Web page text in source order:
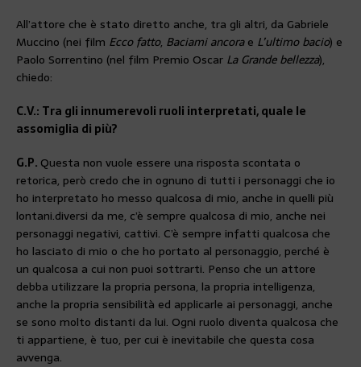
All’attore che è stato diretto anche, tra gli altri, da Gabriele
Muccino (nei film Ecco fatto, Baciami ancorae L’ultimo bacio) e
Paolo Sorrentino (nel film Premio Oscar La Grande bellezza),
chiedo:
C.V.: Tra gli innumerevoli ruoli interpretati, quale le
assomiglia di più?
G.P. Questa non vuole essere una risposta scontata o
retorica, però credo che in ognuno di tutti i personaggi che io
ho interpretato ho messo qualcosa di mio, anche in quelli più
lontani.diversi da me, c’è sempre qualcosa di mio, anche nei
personaggi negativi, cattivi. C’è sempre infatti qualcosa che
ho lasciato di mio o che ho portato al personaggio, perché è
un qualcosa a cui non puoi sottrarti. Penso che un attore
debba utilizzare la propria persona, la propria intelligenza,
anche la propria sensibilità ed applicarle ai personaggi, anche
se sono molto distanti da lui. Ogni ruolo diventa qualcosa che
ti appartiene, è tuo, per cui è inevitabile che questa cosa
avvenga.